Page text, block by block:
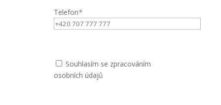
Telefon*
Souhlasím se zpracováním
osobních údajů